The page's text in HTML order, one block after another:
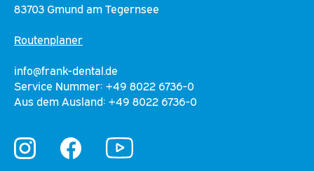
83703 Gmund am Tegernsee
Routenplaner
info@frank-dental.de
Service Nummer: +49 8022 6736-0
Aus dem Ausland: +49 8022 6736-0
InstagramFacebook YouTube